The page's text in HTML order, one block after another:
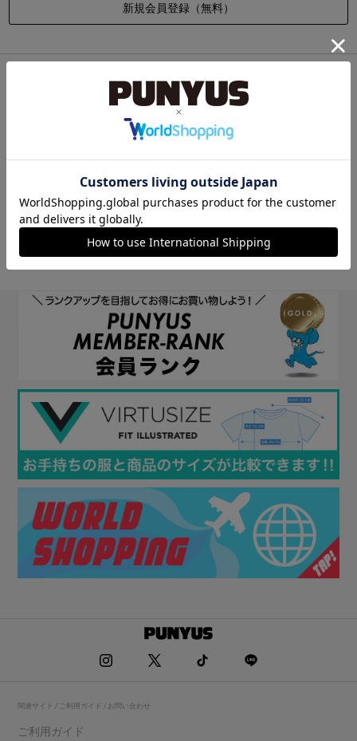
他のサイトIDで新規会員登録をしていただくと次回以降、そのIDで
ログインすることができます。
関連サイト / ご利用ガイド / お問い合わせ
ご利用ガイド